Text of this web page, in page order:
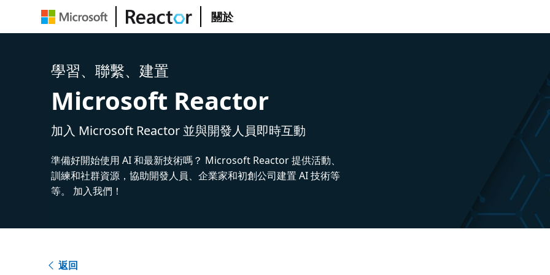
關於
學習、聯繫、建置
Microsoft Reactor
加入 Microsoft Reactor 並與開發人員即時互動
準備好開始使用 AI 和最新技術嗎？ Microsoft Reactor 提供活動、
訓練和社群資源，協助開發人員、企業家和初創公司建置 AI 技術等
等。 加入我們！
返回